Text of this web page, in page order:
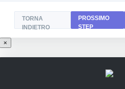
TORNA
INDIETRO
PROSSIMO
STEP
×